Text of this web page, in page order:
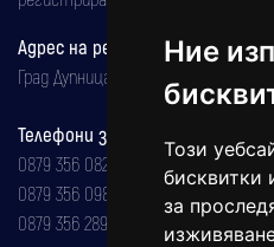
Ние
Този
бисквитки
за
Адрес на редакцията
Град Дупница, ул.''Христо Ботев" 43
Телефони за реклама и
0879 356 082
0879 356 098
0879 356 289